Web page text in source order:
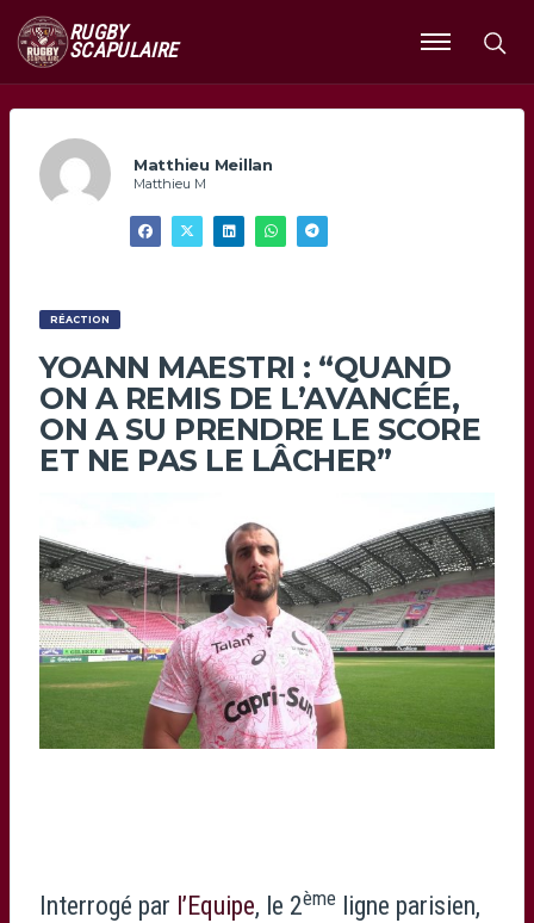
RUGBY
SCAPULAIRE
Ouvrir
le
Matthieu Meillan
Matthieu M
RÉACTION
YOANN MAESTRI : “QUAND
ON A REMIS DE L’AVANCÉE,
ON A SU PRENDRE LE SCORE
ET NE PAS LE LÂCHER”
Interrogé par l’Equipe, le 2ème ligne parisien,